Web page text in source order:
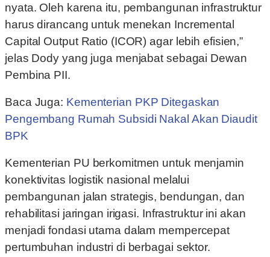
nyata. Oleh karena itu, pembangunan infrastruktur
harus dirancang untuk menekan Incremental
Capital Output Ratio (ICOR) agar lebih efisien,”
jelas Dody yang juga menjabat sebagai Dewan
Pembina PII.
Baca Juga: Kementerian PKP Ditegaskan
Pengembang Rumah Subsidi Nakal Akan Diaudit
BPK
Kementerian PU berkomitmen untuk menjamin
konektivitas logistik nasional melalui
pembangunan jalan strategis, bendungan, dan
rehabilitasi jaringan irigasi. Infrastruktur ini akan
menjadi fondasi utama dalam mempercepat
pertumbuhan industri di berbagai sektor.